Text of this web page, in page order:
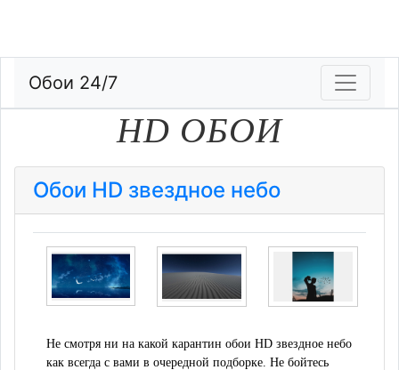
Обои 24/7
HD ОБОИ
Обои HD звездное небо
Не смотря ни на какой карантин обои HD звездное небо
как всегда с вами в очередной подборке. Не бойтесь